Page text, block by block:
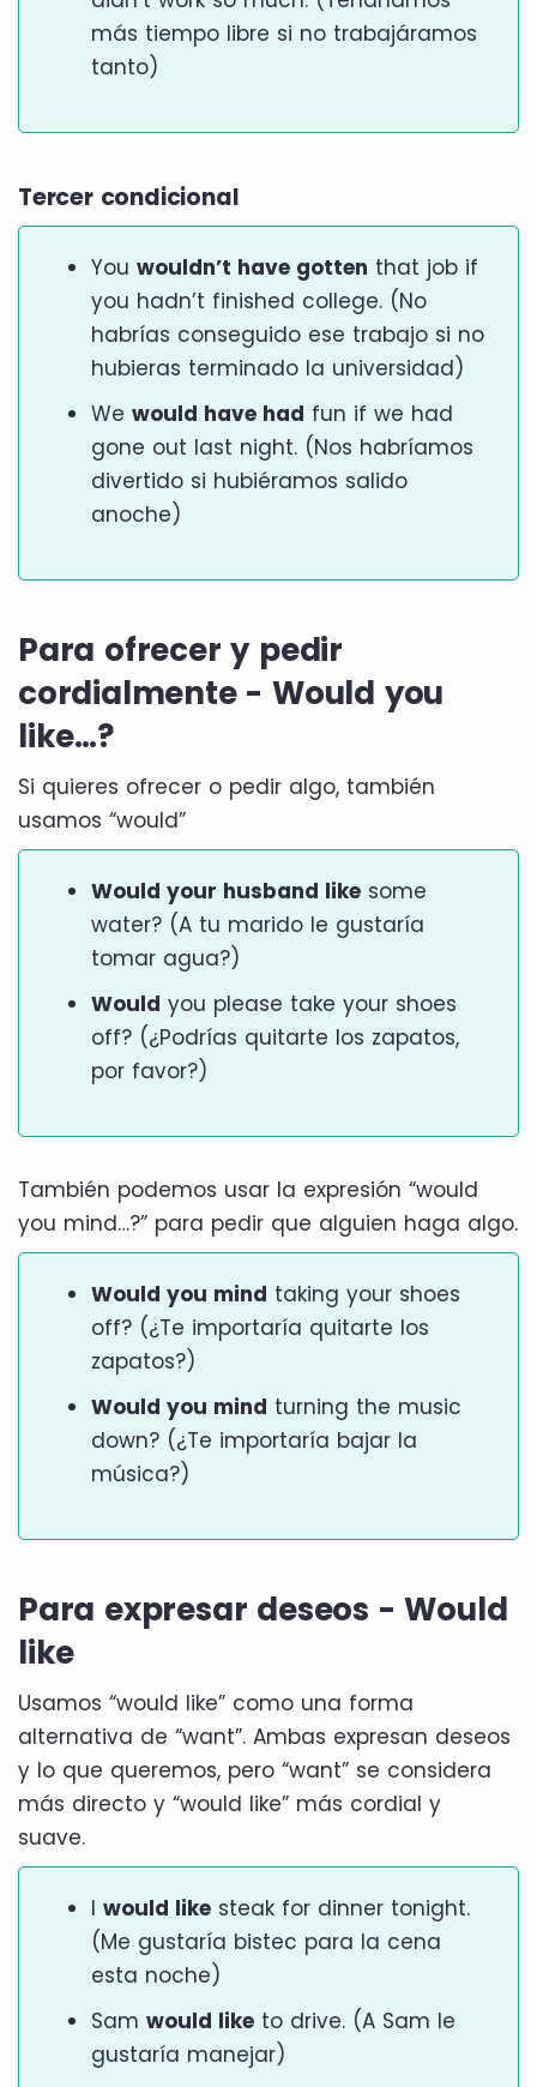
más tiempo libre si no trabajáramos
tanto)
Tercer condicional
You wouldn’t have gotten that job if
you hadn’t finished college. (No
habrías conseguido ese trabajo si no
hubieras terminado la universidad)
We would have had fun if we had
gone out last night. (Nos habríamos
divertido si hubiéramos salido
anoche)
Para ofrecer y pedir
cordialmente - Would you
like…?
Si quieres ofrecer o pedir algo, también
usamos “would”
Would your husband like some
water? (A tu marido le gustaría
tomar agua?)
Would you please take your shoes
off? (¿Podrías quitarte los zapatos,
por favor?)
También podemos usar la expresión “would
you mind…?” para pedir que alguien haga algo.
Would you mind taking your shoes
off? (¿Te importaría quitarte los
zapatos?)
Would you mind turning the music
down? (¿Te importaría bajar la
música?)
Para expresar deseos - Would
like
Usamos “would like” como una forma
alternativa de “want”. Ambas expresan deseos
y lo que queremos, pero “want” se considera
más directo y “would like” más cordial y
suave.
I would like steak for dinner tonight.
(Me gustaría bistec para la cena
esta noche)
Sam would like to drive. (A Sam le
gustaría manejar)